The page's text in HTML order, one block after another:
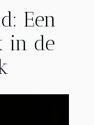
Een
in de